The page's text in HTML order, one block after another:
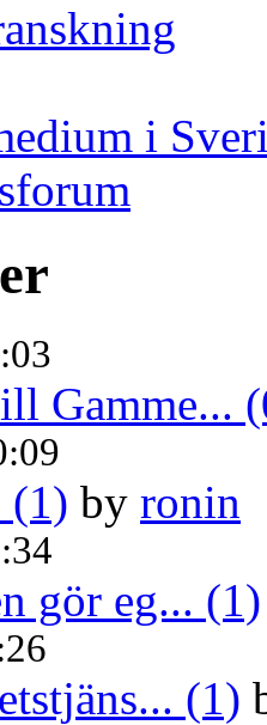
i
Gamme...
(1) by ronin
gör eg... (1)
(1)